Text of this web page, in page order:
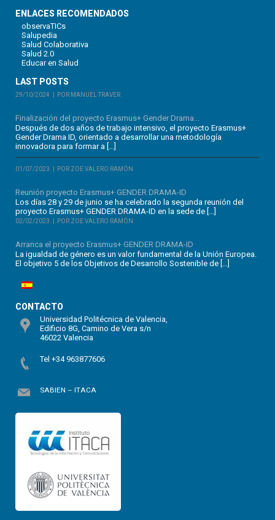
ENLACES RECOMENDADOS
observaTICs
Salupedia
Salud Colaborativa
Salud 2.0
Educar en Salud
LAST POSTS
29/10/2024 POR MANUEL TRAVER
Finalización del proyecto Erasmus+ Gender Drama...
Después de dos años de trabajo intensivo, el proyecto Erasmus+
Gender Drama ID, orientado a desarrollar una metodología
innovadora para formar a […]
01/07/2023 POR ZOE VALERO RAMÓN
Reunión proyecto Erasmus+ GENDER DRAMA-ID
Los días 28 y 29 de junio se ha celebrado la segunda reunión del
proyecto Erasmus+ GENDER DRAMA-ID en la sede de […]
02/02/2023 POR ZOE VALERO RAMÓN
Arranca el proyecto Erasmus+ GENDER DRAMA-ID
La igualdad de género es un valor fundamental de la Unión Europea.
El objetivo 5 de los Objetivos de Desarrollo Sostenible de […]
CONTACTO
Universidad Politécnica de Valencia,
Edificio 8G, Camino de Vera s/n
46022 Valencia
Tel +34 963877606
SABIEN – ITACA